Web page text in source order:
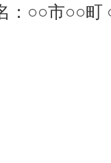
：○○市○○町